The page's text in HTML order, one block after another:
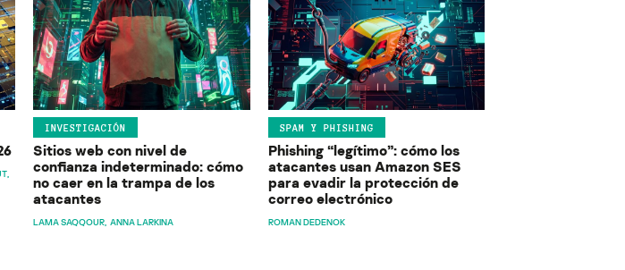
INVESTIGACIÓN
Sitios web con nivel de
confianza indeterminado: cómo
no caer en la trampa de los
atacantes
LAMA SAQQOUR ANNA LARKINA
SPAM Y PHISHING
Phishing “legítimo”: cómo los
atacantes usan Amazon SES
para evadir la protección de
correo electrónico
ROMAN DEDENOK